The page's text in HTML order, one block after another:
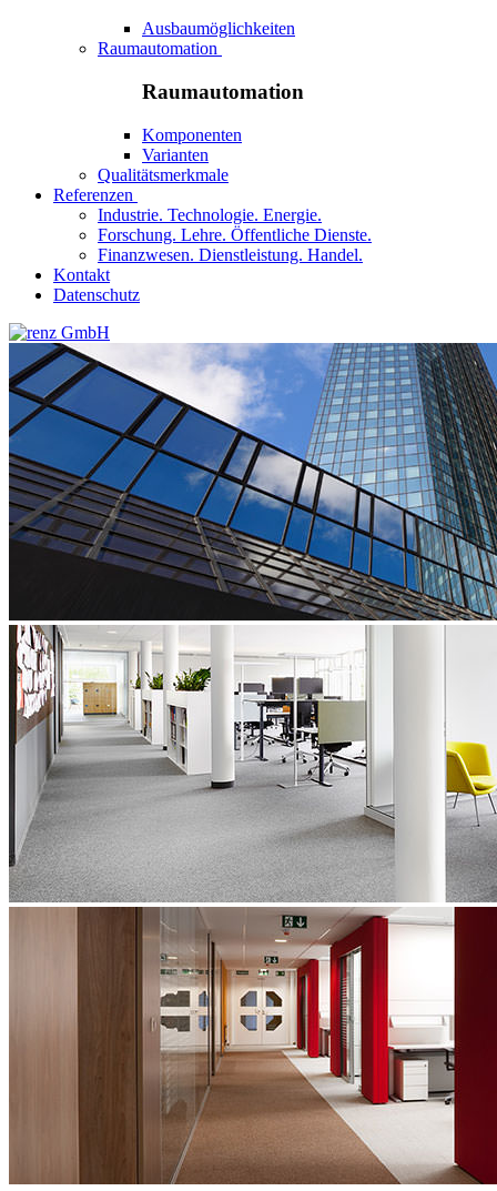
Ausbaumöglichkeiten
Raumautomation
Raumautomation
Komponenten
Varianten
Qualitätsmerkmale
Referenzen
Industrie. Technologie. Energie.
Forschung. Lehre. Öffentliche Dienste.
Finanzwesen. Dienstleistung. Handel.
Kontakt
Datenschutz